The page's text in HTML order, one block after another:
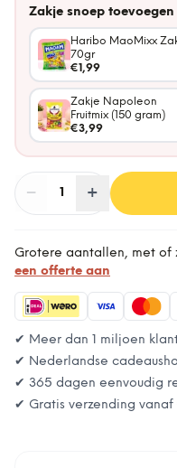
Zakje snoep toevoegen
Haribo MaoMixx
70gr
€1,99
Zakje Napoleon
Fruitmix (150 gram)
€3,99
− Aantal
1 +
Grotere aantallen, met of
een offerte aan
✔ Meer dan 1 miljoen
✔ Nederlandse
✔ 365 dagen eenvoudig
✔ Gratis verzending vanaf